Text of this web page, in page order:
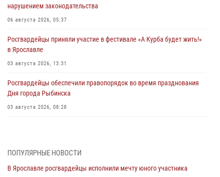
нарушением законодательства
06 августа 2026, 05:37
Росгвардейцы приняли участие в фестивале «А Курба будет жить!»
в Ярославле
03 августа 2026, 13:31
Росгвардейцы обеспечили правопорядок во время празднования
Дня города Рыбинска
03 августа 2026, 08:28
03 августа 2026, 07:24
Ярославские росгвардейцы за прошедшую неделю совершили
ПОПУЛЯРНЫЕ НОВОСТИ
В Ярославле росгвардейцы исполнили мечту юного участника